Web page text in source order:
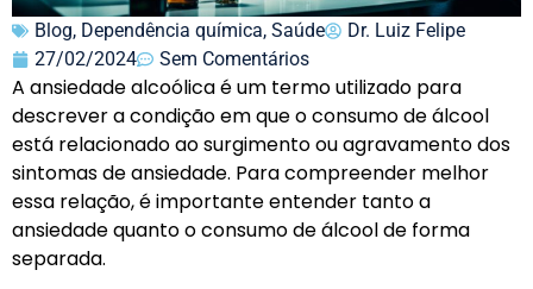
Blog, Dependência química, Saúde
Dr. Luiz Felipe
27/02/2024
Sem Comentários
A ansiedade alcoólica é um termo utilizado para
descrever a condição em que o consumo de álcool
está relacionado ao surgimento ou agravamento dos
sintomas de ansiedade. Para compreender melhor
essa relação, é importante entender tanto a
ansiedade quanto o consumo de álcool de forma
separada.